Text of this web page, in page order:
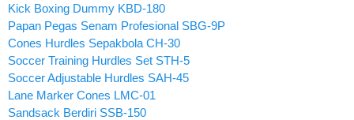
Kick Boxing Dummy KBD-180
Papan Pegas Senam Profesional SBG-9P
Cones Hurdles Sepakbola CH-30
Soccer Training Hurdles Set STH-5
Soccer Adjustable Hurdles SAH-45
Lane Marker Cones LMC-01
Sandsack Berdiri SSB-150